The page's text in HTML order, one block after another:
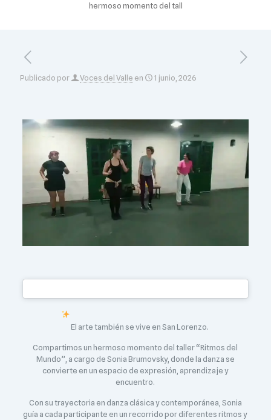
hermoso momento del tall
Publicado por Voces del Valle en 1 junio, 2026
El arte también se vive en San Lorenzo.
Compartimos un hermoso momento del taller “Ritmos del
Mundo”, a cargo de Sonia Brumovsky, donde la danza se
convierte en un espacio de expresión, aprendizaje y
encuentro.
Con su trayectoria en danza clásica y contemporánea, Sonia
guía a cada participante en un recorrido por diferentes ritmos y